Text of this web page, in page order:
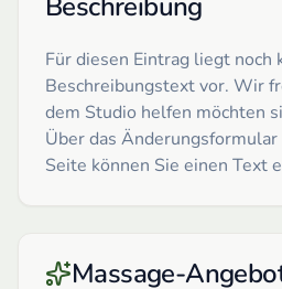
Für diesen Eintrag liegt noch
Beschreibungstext vor. Wir
dem Studio helfen möchten
Über das Änderungsformular
Seite können Sie einen Text
Massage-